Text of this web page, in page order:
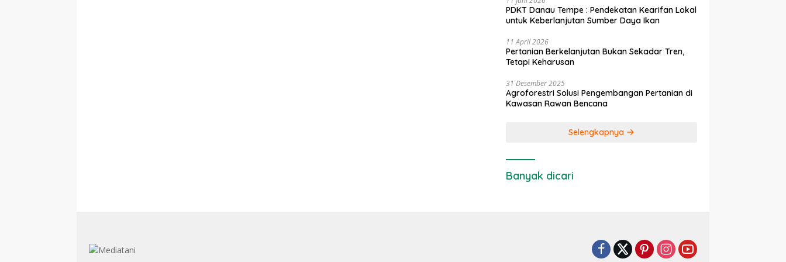
PDKT Danau Tempe : Pendekatan Kearifan Lokal
untuk Keberlanjutan Sumber Daya Ikan
11 April 2026
Pertanian Berkelanjutan Bukan Sekadar Tren,
Tetapi Keharusan
31 Desember 2025
Agroforestri Solusi Pengembangan Pertanian di
Kawasan Rawan Bencana
Selengkapnya
Banyak dicari